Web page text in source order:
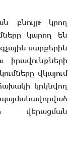
բնույթ կրող
կարող են
սարքերին
իրավունքների
վկայում
կրկնվող
վերացման